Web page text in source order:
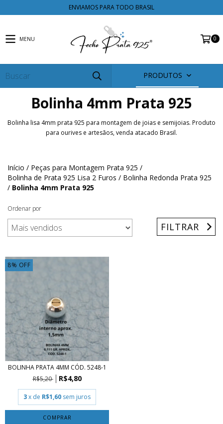
ENVIAMOS PARA TODO BRASIL
MENU 0
PRODUTOS
Bolinha 4mm Prata 925
Bolinha lisa 4mm prata 925 para montagem de joias e semijoias. Produto
para ourives e artesãos, venda atacado Brasil.
Início / Peças para Montagem Prata 925 /
Bolinha de Prata 925 Lisa 2 Furos / Bolinha Redonda Prata 925
/ Bolinha 4mm Prata 925
Ordenar por
FILTRAR
8% OFF
BOLINHA PRATA 4MM CÓD. 5248-1
R$5,20
R$4,80
3x de R$1,60 sem juros
COMPRAR